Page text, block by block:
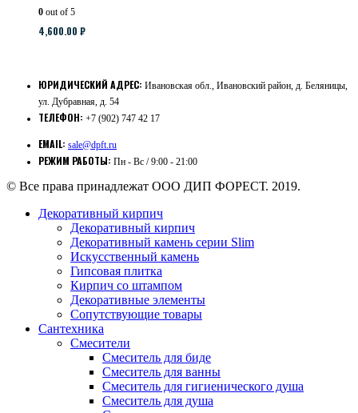
0 out of 5
4,600.00 ₽
ЮРИДИЧЕСКИЙ АДРЕС: Ивановская обл., Ивановский район, д. Беляницы,
ул. Дубравная, д. 54
ТЕЛЕФОН: +7 (902) 747 42 17
EMAIL: sale@dpft.ru
РЕЖИМ РАБОТЫ: Пн - Вс / 9:00 - 21:00
© Все права принадлежат ООО ДИП ФОРЕСТ. 2019.
Декоративный кирпич
Декоративный кирпич
Декоративный камень серии Slim
Искусственный камень
Гипсовая плитка
Кирпич со штампом
Декоративные элементы
Сопутствующие товары
Сантехника
Смесители
Смеситель для биде
Смеситель для ванны
Смеситель для гигиенического душа
Смеситель для душа